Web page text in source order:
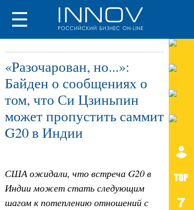
«Разочарован, но...»:
Байден о сообщениях о
том, что Си Цзиньпин
может пропустить саммит
G20 в Индии
США ожидали, что встреча G20 в
Индии может стать следующим
шагом к потеплению отношений с